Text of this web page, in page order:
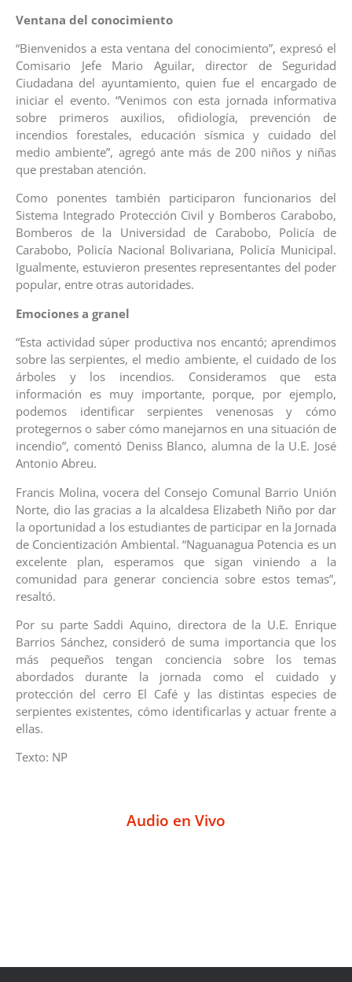
Ventana del conocimiento
“Bienvenidos a esta ventana del conocimiento”, expresó el
Comisario Jefe Mario Aguilar, director de Seguridad
Ciudadana del ayuntamiento, quien fue el encargado de
iniciar el evento. “Venimos con esta jornada informativa
sobre primeros auxilios, ofidiología, prevención de
incendios forestales, educación sísmica y cuidado del
medio ambiente”, agregó ante más de 200 niños y niñas
que prestaban atención.
Como ponentes también participaron funcionarios del
Sistema Integrado Protección Civil y Bomberos Carabobo,
Bomberos de la Universidad de Carabobo, Policía de
Carabobo, Policía Nacional Bolivariana, Policía Municipal.
Igualmente, estuvieron presentes representantes del poder
popular, entre otras autoridades.
Emociones a granel
“Esta actividad súper productiva nos encantó; aprendimos
sobre las serpientes, el medio ambiente, el cuidado de los
árboles y los incendios. Consideramos que esta
información es muy importante, porque, por ejemplo,
podemos identificar serpientes venenosas y cómo
protegernos o saber cómo manejarnos en una situación de
incendio”, comentó Deniss Blanco, alumna de la U.E. José
Antonio Abreu.
Francis Molina, vocera del Consejo Comunal Barrio Unión
Norte, dio las gracias a la alcaldesa Elizabeth Niño por dar
la oportunidad a los estudiantes de participar en la Jornada
de Concientización Ambiental. “Naguanagua Potencia es un
excelente plan, esperamos que sigan viniendo a la
comunidad para generar conciencia sobre estos temas”,
resaltó.
Por su parte Saddi Aquino, directora de la U.E. Enrique
Barrios Sánchez, consideró de suma importancia que los
más pequeños tengan conciencia sobre los temas
abordados durante la jornada como el cuidado y
protección del cerro El Café y las distintas especies de
serpientes existentes, cómo identificarlas y actuar frente a
ellas.
Texto: NP
Audio en Vivo